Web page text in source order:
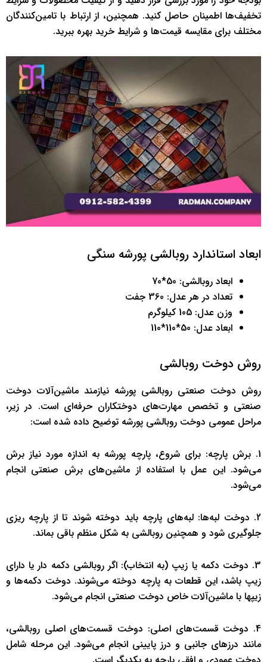
تخفیف‌ها اطمینان حاصل کنید. همچنین، از ارتباط با تامین‌کنندگان
مختلف برای مقایسه قیمت‌ها و شرایط خرید بهره ببرید.
ابعاد استاندارد روبالشی پورشه سنگی
ابعاد روبالشی: 50*70
تعداد در هر عدل: 360 جفت
وزن عدل: 105 کیلوگرم
ابعاد عدل: 50*110*110
روش دوخت روبالشی
روش دوخت صنعتی روبالشی پورشه نیازمند ماشین‌آلات دوخت
صنعتی و تخصص مهارت‌های دوختکاران حرفه‌ای است. در زیر،
مراحل عمومی دوخت روبالشی پورشه توضیح داده شده است:
1. برش پارچه: برای شروع، پارچه پورشه به اندازه مورد نیاز برش
می‌شود. این عمل با استفاده از ماشین‌های برش صنعتی انجام
می‌شود.
2. دوخت لبه‌ها: لبه‌های پارچه باید دوخته شوند تا از پارچه ریزی
جلوگیری شود و همچنین روبالشی به شکل منظم باقی بماند.
3. دوخت دکمه یا زیپ (به انتخاب): اگر روبالشی دکمه دار یا دارای
زیپ باشد، این قطعات به پارچه دوخته می‌شوند. دوخت دکمه‌ها و
زیپها با ماشین‌آلات خاص دوخت صنعتی انجام می‌شود.
4. دوخت قسمت‌های اصلی: دوخت قسمت‌های اصلی روبالشی،
مانند درزهای جانبی و درز پایینی انجام می‌شود. این مرحله شامل